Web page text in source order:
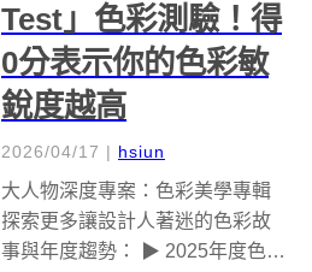
Test」色彩測驗！得
0分表示你的色彩敏
銳度越高
2026/04/17 | hsiun
大人物深度專案：色彩美學專輯
探索更多讓設計人著迷的色彩故
事與年度趨勢： ▶ 2025年度色彩